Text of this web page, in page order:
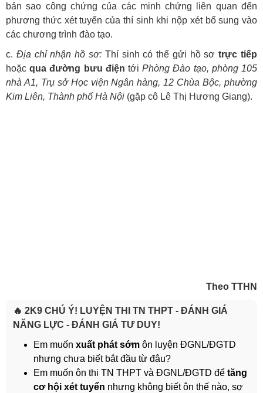
bản sao công chứng của các minh chứng liên quan đến
phương thức xét tuyển của thí sinh khi nộp xét bổ sung vào
các chương trình đào tạo.
c. Địa chỉ nhận hồ sơ:Thí sinh có thể gửi hồ sơtrực tiếp
hoặcqua đường bưu điện tớiPhòng Đào tạo, phòng 105
nhà A1, Trụ sở Học viện Ngân hàng, 12 Chùa Bộc, phường
Kim Liên, Thành phố Hà Nội (gặp cô Lê Thị Hương Giang).
Theo TTHN
🔥 2K9 CHÚ Ý! LUYỆN THI TN THPT - ĐÁNH GIÁ
NĂNG LỰC - ĐÁNH GIÁ TƯ DUY!
Em muốn xuất phát sớm ôn luyện ĐGNL/ĐGTD
nhưng chưa biết bắt đầu từ đâu?
Em muốn ôn thi TN THPT và ĐGNL/ĐGTD để tăng
cơ hội xét tuyển nhưng không biết ôn thế nào, sợ